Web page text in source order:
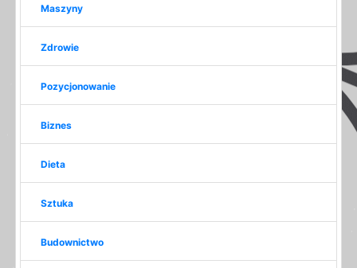
Maszyny
Zdrowie
Pozycjonowanie
Biznes
Dieta
Sztuka
Budownictwo